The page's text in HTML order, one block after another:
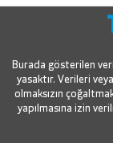
Burada gösterilen
yasaktır. Verileri
olmaksızın
yapılmasına izin